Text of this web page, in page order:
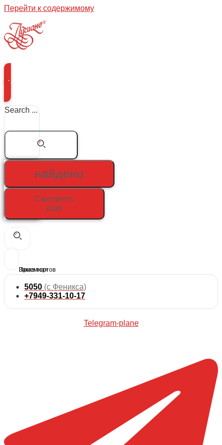
Перейти к содержимому
Меню
Search ...
найдено
Смотреть
еще
5050 (с Феникса)
+7949-331-10-17
Telegram-plane